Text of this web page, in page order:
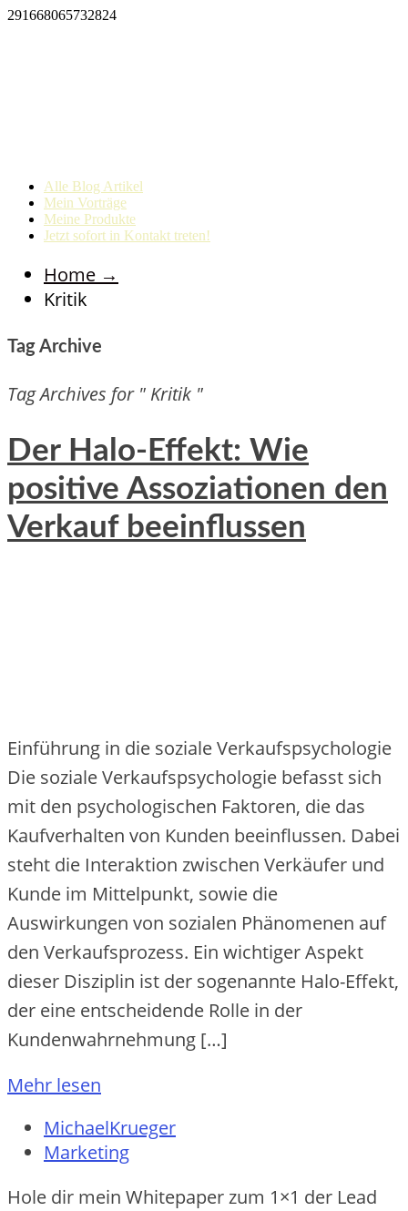
291668065732824
Alle Blog Artikel
Mein Vorträge
Meine Produkte
Jetzt sofort in Kontakt treten!
Home →
Kritik
Tag Archive
Tag Archives for " Kritik "
Der Halo-Effekt: Wie
positive Assoziationen den
Verkauf beeinflussen
Einführung in die soziale Verkaufspsychologie
Die soziale Verkaufspsychologie befasst sich
mit den psychologischen Faktoren, die das
Kaufverhalten von Kunden beeinflussen. Dabei
steht die Interaktion zwischen Verkäufer und
Kunde im Mittelpunkt, sowie die
Auswirkungen von sozialen Phänomenen auf
den Verkaufsprozess. Ein wichtiger Aspekt
dieser Disziplin ist der sogenannte Halo-Effekt,
der eine entscheidende Rolle in der
Kundenwahrnehmung […]
Mehr lesen
MichaelKrueger
Marketing
Hole dir mein Whitepaper zum 1×1 der Lead